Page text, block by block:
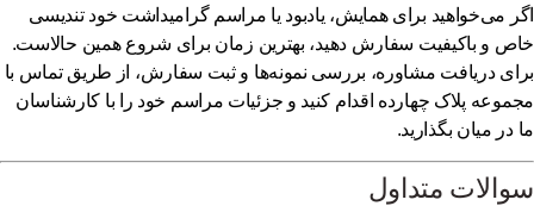
می‌خواهید برای همایش، یادبود یا مراسم گرامیداشت خود تندیسی
و باکیفیت سفارش دهید، بهترین زمان برای شروع همین حالاست.
دریافت مشاوره، بررسی نمونه‌ها و ثبت سفارش، از طریقتماس با
پلاک چهاردهاقدام کنید و جزئیات مراسم خود را با کارشناسان
در میان بگذارید.
متداول